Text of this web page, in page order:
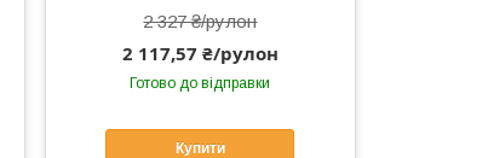
2 327 ₴/рулон
2 117,57 ₴/рулон
Готово до відправки
Купити